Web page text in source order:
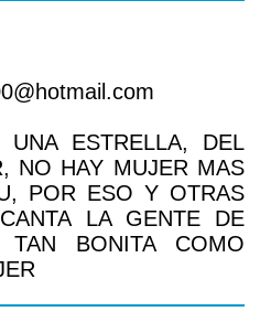
ESTRELLA, DEL
NO HAY MUJER MAS
POR ESO Y OTRAS
LA GENTE DE
TAN BONITA COMO